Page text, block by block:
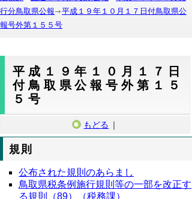
行分鳥取県公報
平成１９年１０月１７日付鳥取県公
報号外第１５５号
平成１９年１０月１７日
付鳥取県公報号外第１５
５号
もどる ｜
規則
公布された規則のあらまし
鳥取県税条例施行規則等の一部を改正す
る規則（89）（税務課）